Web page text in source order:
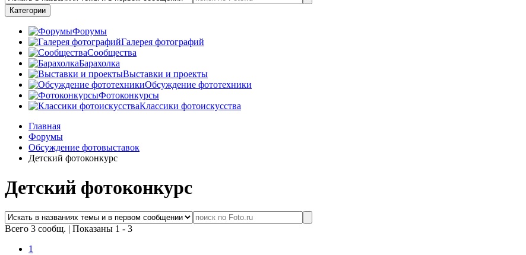
Категории
Форумы
Галерея фотографий
Сообщества
Барахолка
Выставки и проекты
Обсуждение фототехники
Фотоконкурсы
Классики фотоискусства
Главная
Форумы
Обсуждение фотовыставок
Детский фотоконкурс
Детский фотоконкурс
Всего 3 сообщ. | Показаны 1 - 3
1